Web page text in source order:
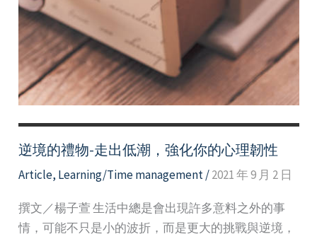
逆境的禮物-走出低潮，強化你的心理韌性
Article, Learning/Time management/2021 年 9 月 2 日
撰文／楊子萱 生活中總是會出現許多意料之外的事
情，可能不只是小的波折，而是更大的挑戰與逆境，